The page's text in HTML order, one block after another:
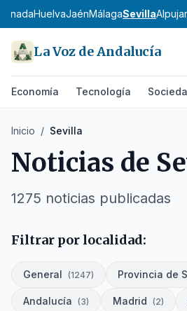
HuelvaJaénMálagaSevilla
La Voz de Andalucía
Economía Tecnología
Inicio / Sevilla
Noticias de
1275 noticias publicadas
Filtrar por localidad:
General (1247) Provincia de
Andalucía (3) Madrid (2)